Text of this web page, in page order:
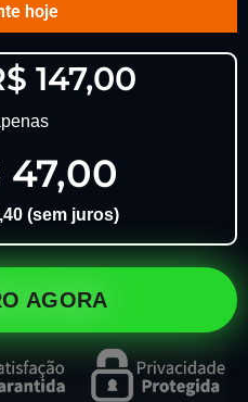
hoje
147,00
47,00
(sem juros)
AGORA